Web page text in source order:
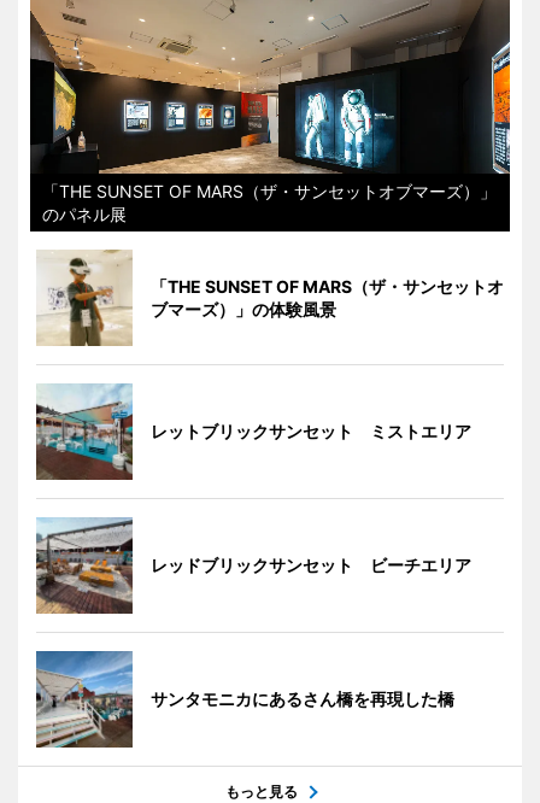
「THE SUNSET OF MARS（ザ・サンセットオブマーズ）」
のパネル展
「THE SUNSET OF MARS（ザ・サンセットオ
ブマーズ）」の体験風景
レットブリックサンセット ミストエリア
レッドブリックサンセット ビーチエリア
サンタモニカにあるさん橋を再現した橋
もっと見る